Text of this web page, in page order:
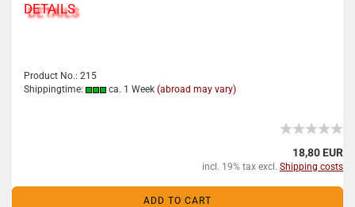
DETAILS
Product No.: 215
Shippingtime:
ca. 1 Week (abroad may vary)
18,80 EUR
incl. 19% tax excl. Shipping costs
ADD TO CART